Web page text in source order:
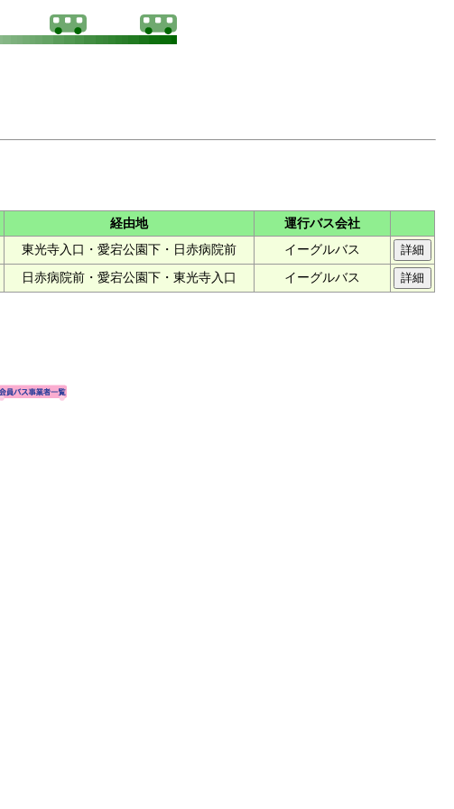
経由地
運行バス会社
東光寺入口・愛宕公園下・日赤病院前 イーグルバス
日赤病院前・愛宕公園下・東光寺入口 イーグルバス